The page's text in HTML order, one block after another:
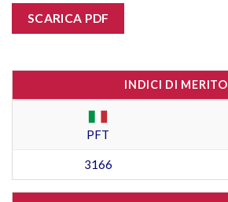
SCARICA PDF
INDICI DI MERITO
PFT
3166